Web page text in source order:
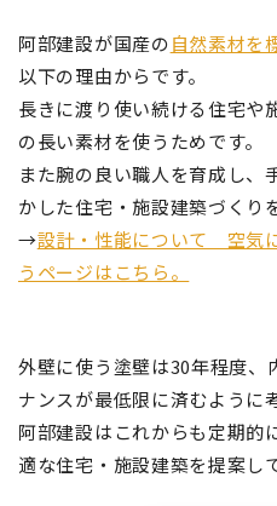
阿部建設が国産の自然素材を
以下の理由からです。
長きに渡り使い続ける住宅や
の長い素材を使うためです。
また腕の良い職人を育成し、
かした住宅・施設建築づくり
→設計・性能について 空気
うページはこちら。
外壁に使う塗壁は30年程度、
ナンスが最低限に済むように
阿部建設はこれからも定期的
適な住宅・施設建築を提案し